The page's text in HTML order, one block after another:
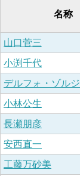
名称
山口菅三
小渕千代
デルフォ・ゾルジ
小林公生
長瀬朋彦
安西直一
工藤万砂美